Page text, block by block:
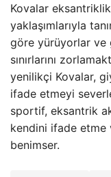
Kovalar
yaklaşımlarıyla
göre yürüyorlar ve
sınırlarını
yenilikçi Kovalar,
ifade etmeyi
sportif, eksantrik
kendini ifade etme
benimser.